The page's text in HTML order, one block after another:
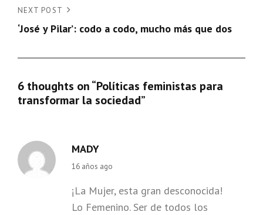
Next
Post
NEXT POST
‘José y Pilar’: codo a codo, mucho más que dos
6 thoughts on “Políticas feministas para
transformar la sociedad”
MADY
says:
16 años ago
¡La Mujer, esta gran desconocida!
Lo Femenino. Ser de todos los